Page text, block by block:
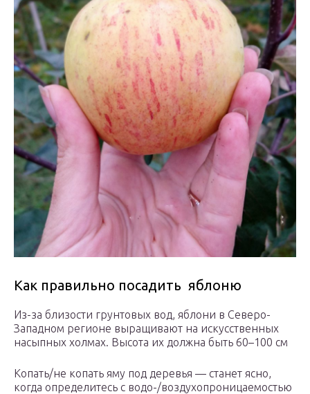
Как правильно посадить яблоню
Из-за близости грунтовых вод, яблони в Северо-
Западном регионе выращивают на искусственных
насыпных холмах. Высота их должна быть 60–100 см
Копать/не копать яму под деревья — станет ясно,
когда определитесь с водо-/воздухопроницаемостью